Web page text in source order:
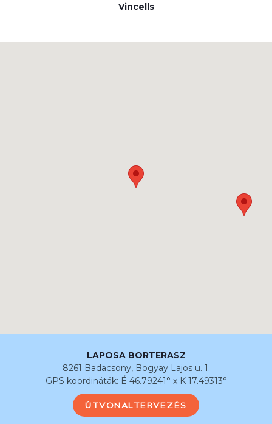
Vincells
LAPOSA BORTERASZ
8261 Badacsony, Bogyay Lajos u. 1.
GPS koordináták: É 46.79241° x K 17.49313°
ÚTVONALTERVEZÉS